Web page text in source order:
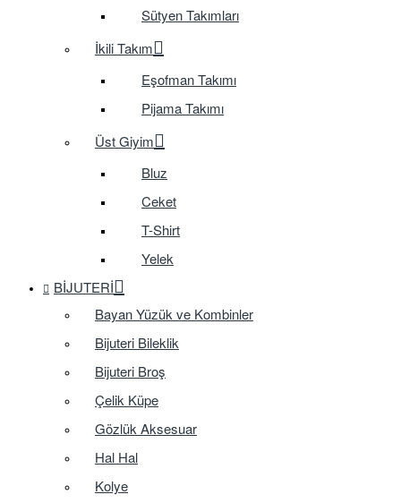
Sütyen Takımları
İkili Takım
Eşofman Takımı
Pijama Takımı
Üst Giyim
Bluz
Ceket
T-Shirt
Yelek
BIJUTERI
Bayan Yüzük ve Kombinler
Bijuteri Bileklik
Bijuteri Broş
Çelik Küpe
Gözlük Aksesuar
Hal Hal
Kolye